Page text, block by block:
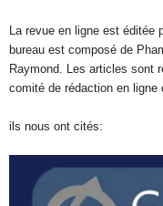
La revue en ligne est éditée
bureau est composé de
Raymond. Les articles sont
comité de rédaction en
ils nous ont cités: